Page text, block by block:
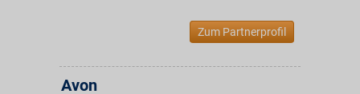
Zum Partnerprofil
Avon